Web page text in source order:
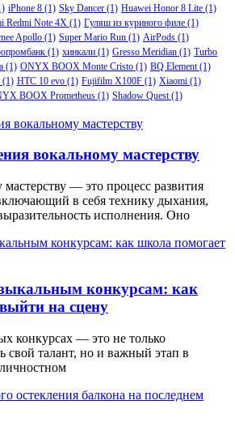
iPhone 8 (1) Sky Dancer (1) Huawei Honor 8 Lite (1)
Redmi Note 4X (1) Гуляш из куриного филе (1)
Apollo (1) Super Mario Run (1) AirPods (1)
(1) хинкали (1) Gresso Meridian (1) Turbo
(1) ONYX BOOX Monte Cristo (1) BQ Element (1)
(1) HTC 10 evo (1) Fujifilm X100F (1) Xiaomi (1)
BOOX Prometheus (1) Shadow Quest (1)
вокальному мастерству
— это процесс развития
в себя технику дыхания,
исполнения. Оно
конкурсам: как
на сцену
конкурсах — это не только
свой талант, но и важный этап в